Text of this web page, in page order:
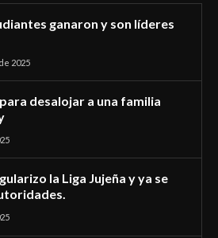
ganaron y son líderes
2025
desalojar a una familia
la Liga Jujeña y ya se